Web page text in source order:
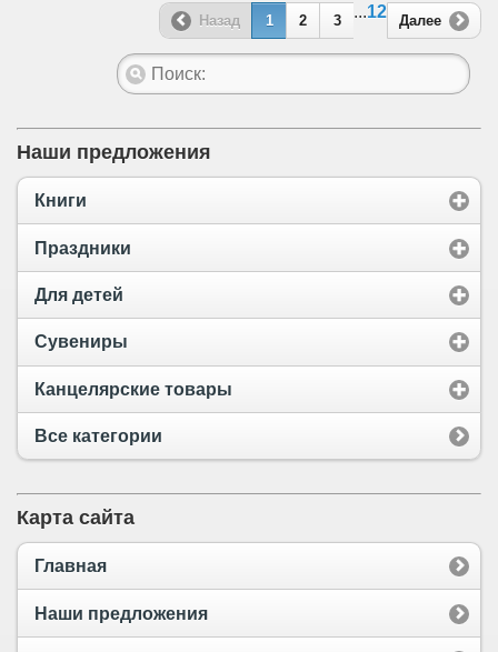
Назад 1 2 3
...12
Далее
Наши предложения
Книги
Праздники
Для детей
Сувениры
Канцелярские товары
Все категории
Карта сайта
Главная
Наши предложения